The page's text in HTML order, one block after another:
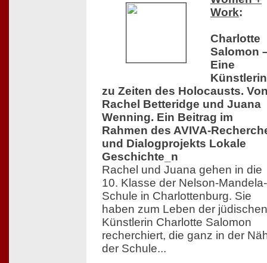
Work:
Charlotte
Salomon
Eine
Künstlerin
zu Zeiten des Holocausts.
Rachel Betteridge und Juana
Wenning. Ein Beitrag im
Rahmen des AVIVA-
und Dialogprojekts Lokale
Geschichte_n
Rachel und Juana gehen in die
10. Klasse der Nelson-Mandela-
Schule in Charlottenburg. Sie
haben zum Leben der jüdischen
Künstlerin Charlotte Salomon
recherchiert, die ganz in der
der Schule...